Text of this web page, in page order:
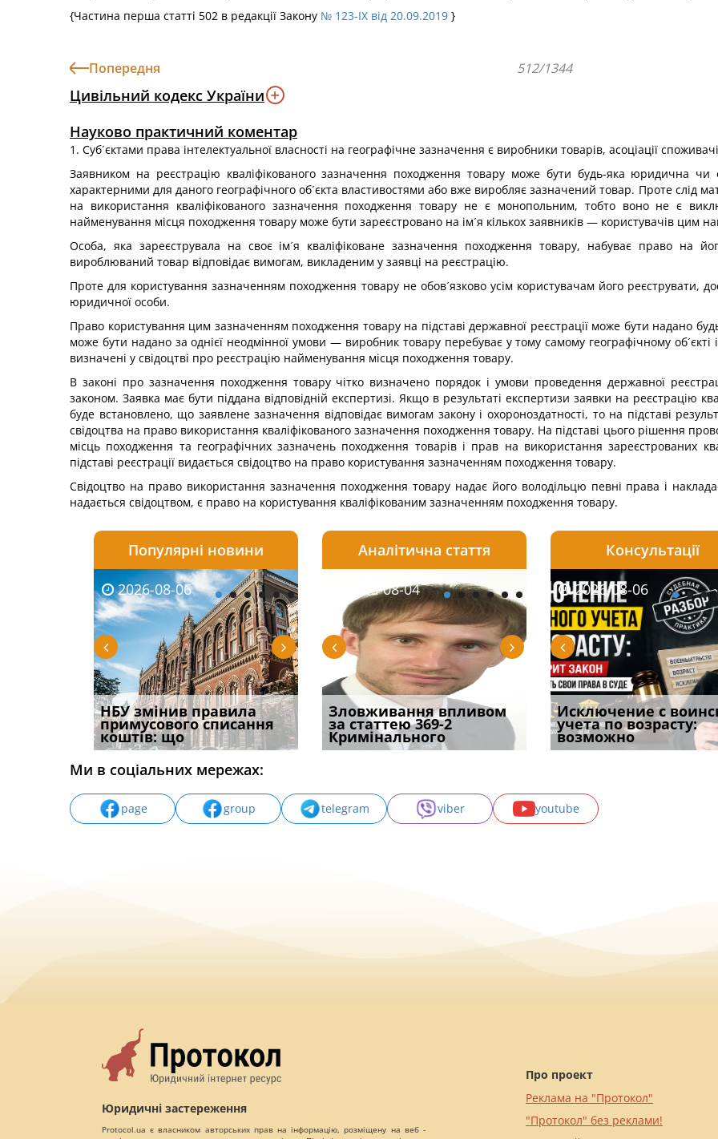
{Частина перша статті 502 в редакції Закону № 123-IX від 20.09.2019 }
Попередня 512/1344
Цивільний кодекс України
Науково практичний коментар
1. Суб´єктами права інтелектуальної власності на географічне зазначення є виробники товарів, асоціації
Заявником на реєстрацію кваліфікованого зазначення походження товару може бути будь-яка юридична
характерними для даного географічного об´єкта властивостями або вже виробляє зазначений товар. Проте слід
на використання кваліфікованого зазначення походження товару не є монопольним, тобто воно не є
найменування місця походження товару може бути зареєстровано на ім´я кількох заявників — користувачів цим
Особа, яка зареєструвала на своє ім´я кваліфіковане зазначення походження товару, набуває право на
вироблюваний товар відповідає вимогам, викладеним у заявці на реєстрацію.
Проте для користування зазначенням походження товару не обов´язково усім користувачам його реєструвати,
юридичної особи.
Право користування цим зазначенням походження товару на підставі державної реєстрації може бути надано
може бути надано за однієї неодмінної умови — виробник товару перебуває у тому самому географічному
визначені у свідоцтві про реєстрацію найменування місця походження товару.
В законі про зазначення походження товару чітко визначено порядок і умови проведення державної
законом. Заявка має бути піддана відповідній експертизі. Якщо в результаті експертизи заявки на реєстрацію
буде встановлено, що заявлене зазначення відповідає вимогам закону і охороноздатності, то на підставі
свідоцтва на право використання кваліфікованого зазначення походження товару. На підставі цього рішення
місць походження та географічних зазначень походження товарів і прав на використання зареєстрованих
підставі реєстрації видається свідоцтво на право користування зазначенням походження товару.
Свідоцтво на право використання зазначення походження товару надає його володільцю певні права і
надається свідоцтвом, є право на користування кваліфікованим зазначенням походження товару.
Популярні новини
2026-08-06
НБУ змінив правила
примусового списання
коштів: що
2026-08-06
Якщо суд встановив для
відшкодування шкоди
наявніс
2026-08-06
Документи, на яких не
проставляється
апостиль: пер
Аналітична стаття
2026-08-03
Водії можуть отримати
компенсацію за
незаконні дії
2026-08-04
Зловживання впливом
за статтею 369-2
Кримінального
2026-08-04
Переоформлення
відстрочки за іншою
підставою: нов
Консультації
2026-08-05
Особливості захисту у
кримінальному
провадженні: я
2026-08-06
Исключение с
учета по возрасту:
возможно
2026-07-30
Восьмий ААС
підтвердив, що
може скас
Ми в соціальних мережах:
page group telegram viber youtube
Юридичні застереження
Protocol.ua є власником авторських прав на інформацію, розміщену на веб -
Про проект
Реклама на "Протокол"
"Протокол" без реклами!